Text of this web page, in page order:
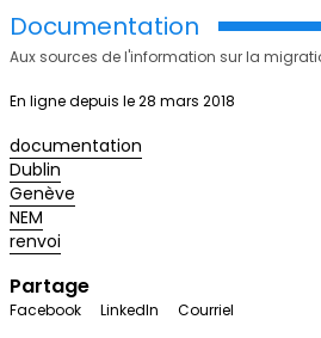
Documentation
Aux sources de l'information sur la
En ligne depuis le 28 mars 2018
documentation
Dublin
Genève
NEM
renvoi
Partage
Facebook LinkedIn Courriel